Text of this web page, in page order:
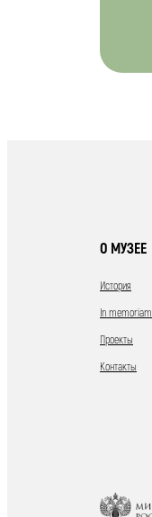
О МУЗЕЕ
История
In memoriam
Проекты
Контакты